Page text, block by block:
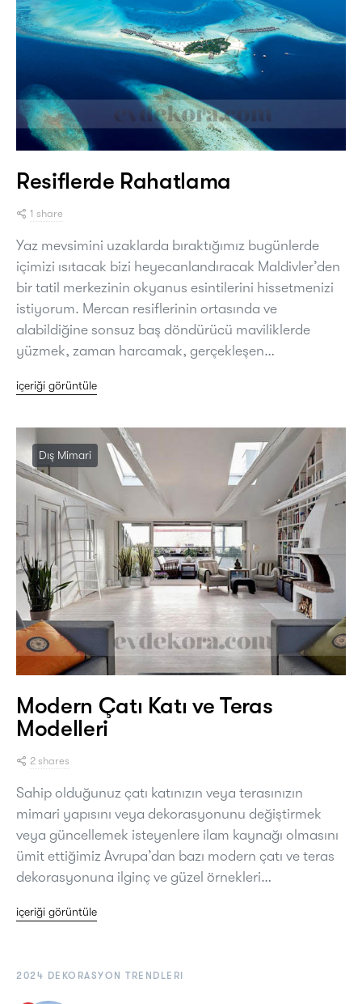
Resiflerde Rahatlama
1 share
Yaz mevsimini uzaklarda bıraktığımız bugünlerde
içimizi ısıtacak bizi heyecanlandıracak Maldivler’den
bir tatil merkezinin okyanus esintilerini hissetmenizi
istiyorum. Mercan resiflerinin ortasında ve
alabildiğine sonsuz baş döndürücü maviliklerde
yüzmek, zaman harcamak, gerçekleşen…
içeriği görüntüle
Dış Mimari
Modern Çatı Katı ve Teras
Modelleri
2 shares
Sahip olduğunuz çatı katınızın veya terasınızın
mimari yapısını veya dekorasyonunu değiştirmek
veya güncellemek isteyenlere ilam kaynağı olmasını
ümit ettiğimiz Avrupa’dan bazı modern çatı ve teras
dekorasyonuna ilginç ve güzel örnekleri…
içeriği görüntüle
2024 DEKORASYON TRENDLERI